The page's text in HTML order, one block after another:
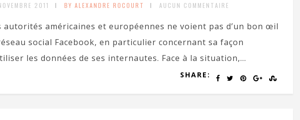
2011 BY ALEXANDRE ROCOURT AUCUN COMMENTAIRE
autorités américaines et européennes ne voient pas d’un bon œil
social Facebook, en particulier concernant sa façon
les données de ses internautes. Face à la situation,...
SHARE: